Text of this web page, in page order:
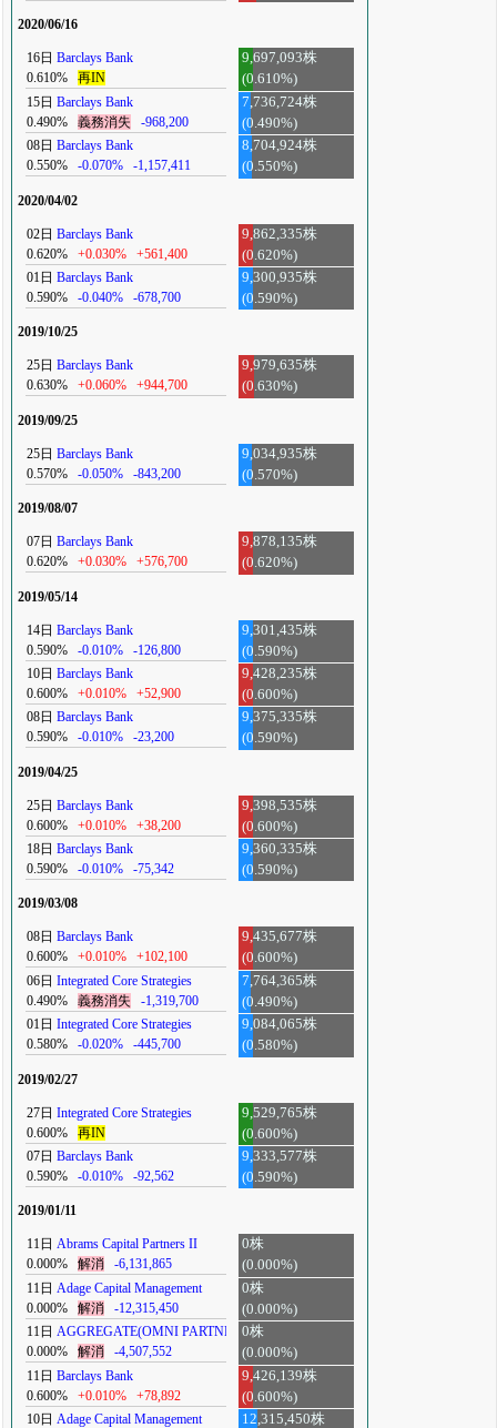
2020/06/16
16日 Barclays Bank
0.610%
再IN
9,697,093株
(0.610%)
15日 Barclays Bank
0.490%
義務消失 -968,200
7,736,724株
(0.490%)
08日 Barclays Bank
0.550%
-0.070% -1,157,411
8,704,924株
(0.550%)
2020/04/02
02日 Barclays Bank
0.620%
+0.030% +561,400
9,862,335株
(0.620%)
01日 Barclays Bank
0.590%
-0.040% -678,700
9,300,935株
(0.590%)
2019/10/25
25日 Barclays Bank
0.630%
+0.060% +944,700
9,979,635株
(0.630%)
2019/09/25
25日 Barclays Bank
0.570%
-0.050% -843,200
9,034,935株
(0.570%)
2019/08/07
07日 Barclays Bank
0.620%
+0.030% +576,700
9,878,135株
(0.620%)
2019/05/14
14日 Barclays Bank
0.590%
-0.010% -126,800
9,301,435株
(0.590%)
10日 Barclays Bank
0.600%
+0.010% +52,900
9,428,235株
(0.600%)
08日 Barclays Bank
0.590%
-0.010% -23,200
9,375,335株
(0.590%)
2019/04/25
25日 Barclays Bank
0.600%
+0.010% +38,200
9,398,535株
(0.600%)
18日 Barclays Bank
0.590%
-0.010% -75,342
9,360,335株
(0.590%)
2019/03/08
08日 Barclays Bank
0.600%
+0.010% +102,100
9,435,677株
(0.600%)
06日 Integrated Core Strategies
0.490%
義務消失 -1,319,700
7,764,365株
(0.490%)
01日 Integrated Core Strategies
0.580%
-0.020% -445,700
9,084,065株
(0.580%)
2019/02/27
27日 Integrated Core Strategies
0.600%
再IN
9,529,765株
(0.600%)
07日 Barclays Bank
0.590%
-0.010% -92,562
9,333,577株
(0.590%)
2019/01/11
11日 Abrams Capital Partners II
0.000%
解消 -6,131,865
0株
(0.000%)
11日 Adage Capital Management
0.000%
解消 -12,315,450
0株
(0.000%)
11日 AGGREGATE(OMNI PARTNERS)
0.000%
解消 -4,507,552
0株
(0.000%)
11日 Barclays Bank
0.600%
+0.010% +78,892
9,426,139株
(0.600%)
10日 Adage Capital Management
12,315,450株